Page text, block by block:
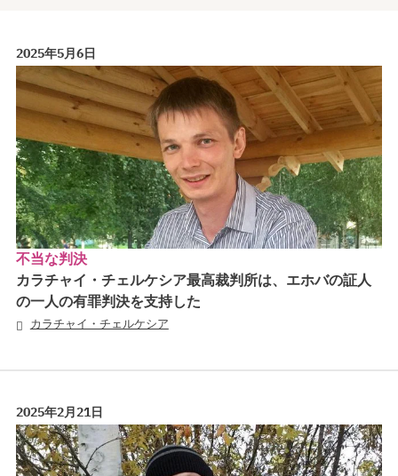
2025年5月6日
不当な判決
カラチャイ・チェルケシア最高裁判所は、エホバの証人
の一人の有罪判決を支持した
カラチャイ・チェルケシア
2025年2月21日